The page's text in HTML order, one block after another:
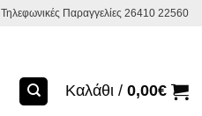
Τηλεφωνικές Παραγγελίες 26410 22560
Καλάθι / 0,00€